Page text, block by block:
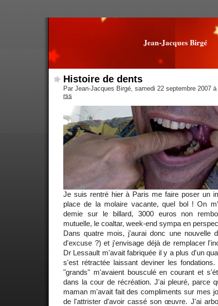
Jean-Jacques Birgé
Histoire de dents
Par Jean-Jacques Birgé, samedi 22 septembre 2007
rss
Je suis rentré hier à Paris me faire poser un
place de la molaire vacante, quel bol ! On
demie sur le billard, 3000 euros non
mutuelle, le coaltar, week-end sympa en
Dans quatre mois, j'aurai donc une nouvelle
d'excuse ?) et j'envisage déjà de remplacer
Dr Lessault m'avait fabriquée il y a plus d'un
s'est rétractée laissant deviner les
"grands" m'avaient bousculé en courant et
dans la cour de récréation. J'ai pleuré, parce
maman m'avait fait des compliments sur mes
de l'attrister d'avoir cassé son œuvre. J'ai